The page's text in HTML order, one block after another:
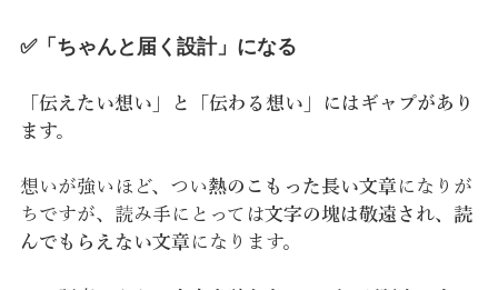
✅「ちゃんと届く設計」になる
伝えたい想い」と「伝わる想い」にはギャプがあり
ます。
想いが強いほど、つい熱のこもった長い文章 になりが
ちですが、読み手にとっては文字の塊は敬遠され、読
んでもらえない文章 になります。